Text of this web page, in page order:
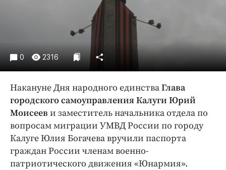
Происшествия
Спорт
Экономика и бизнес
ПРОЕКТЫ
Блоги
Издания
Медиаперсона
0 2316
Накануне Дня народного единстваГлава
городского самоуправления Калуги Юрий
Моисеев и заместитель начальника отдела по
вопросам миграции УМВД России по городу
Калуге Юлия Богачева вручили паспорта
граждан России членам военно-
патриотического движения «Юнармия».